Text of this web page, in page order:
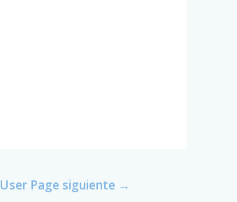
User Page siguiente →